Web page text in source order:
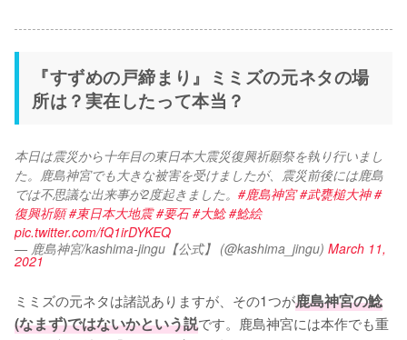
『すずめの戸締まり』ミミズの元ネタの場
所は？実在したって本当？
本日は震災から十年目の東日本大震災復興祈願祭を執り行いまし
た。鹿島神宮でも大きな被害を受けましたが、震災前後には鹿島
では不思議な出来事が2度起きました。 #鹿島神宮 #武甕槌大神 #
復興祈願 #東日本大地震 #要石 #大鯰 #鯰絵
pic.twitter.com/fQ1irDYKEQ
— 鹿島神宮/kashima-jingu【公式】 (@kashima_jingu) March 11,
2021
ミミズの元ネタは諸説ありますが、その1つが鹿島神宮の鯰
(なまず)ではないかという説です。鹿島神宮には本作でも重